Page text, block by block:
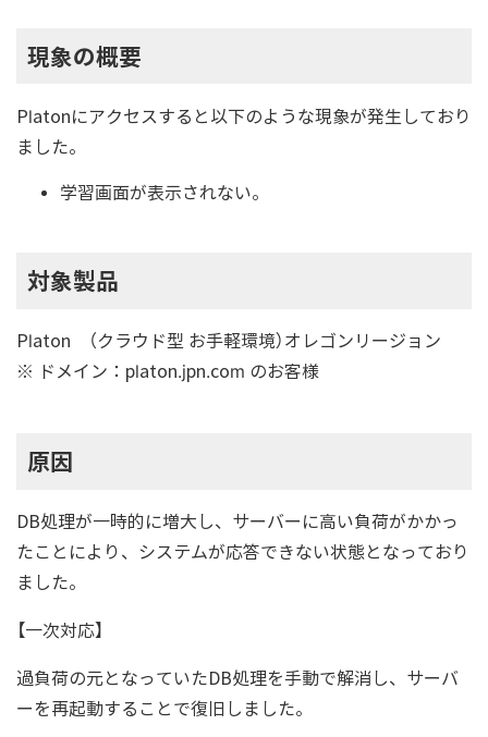
現象の概要
Platonにアクセスすると以下のような現象が発生しており
ました。
学習画面が表示されない。
対象製品
Platon （クラウド型 お手軽環境）オレゴンリージョン
※ ドメイン：platon.jpn.com のお客様
原因
DB処理が一時的に増大し、サーバーに高い負荷がかかっ
たことにより、システムが応答できない状態となっており
ました。
【一次対応】
過負荷の元となっていたDB処理を手動で解消し、サーバ
ーを再起動することで復旧しました。